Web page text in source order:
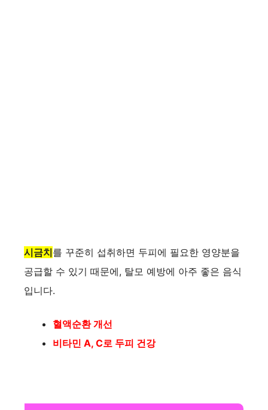
시금치를 꾸준히 섭취하면 두피에 필요한 영양분을
공급할 수 있기 때문에, 탈모 예방에 아주 좋은 음식
입니다.
혈액순환 개선
비타민 A, C로 두피 건강